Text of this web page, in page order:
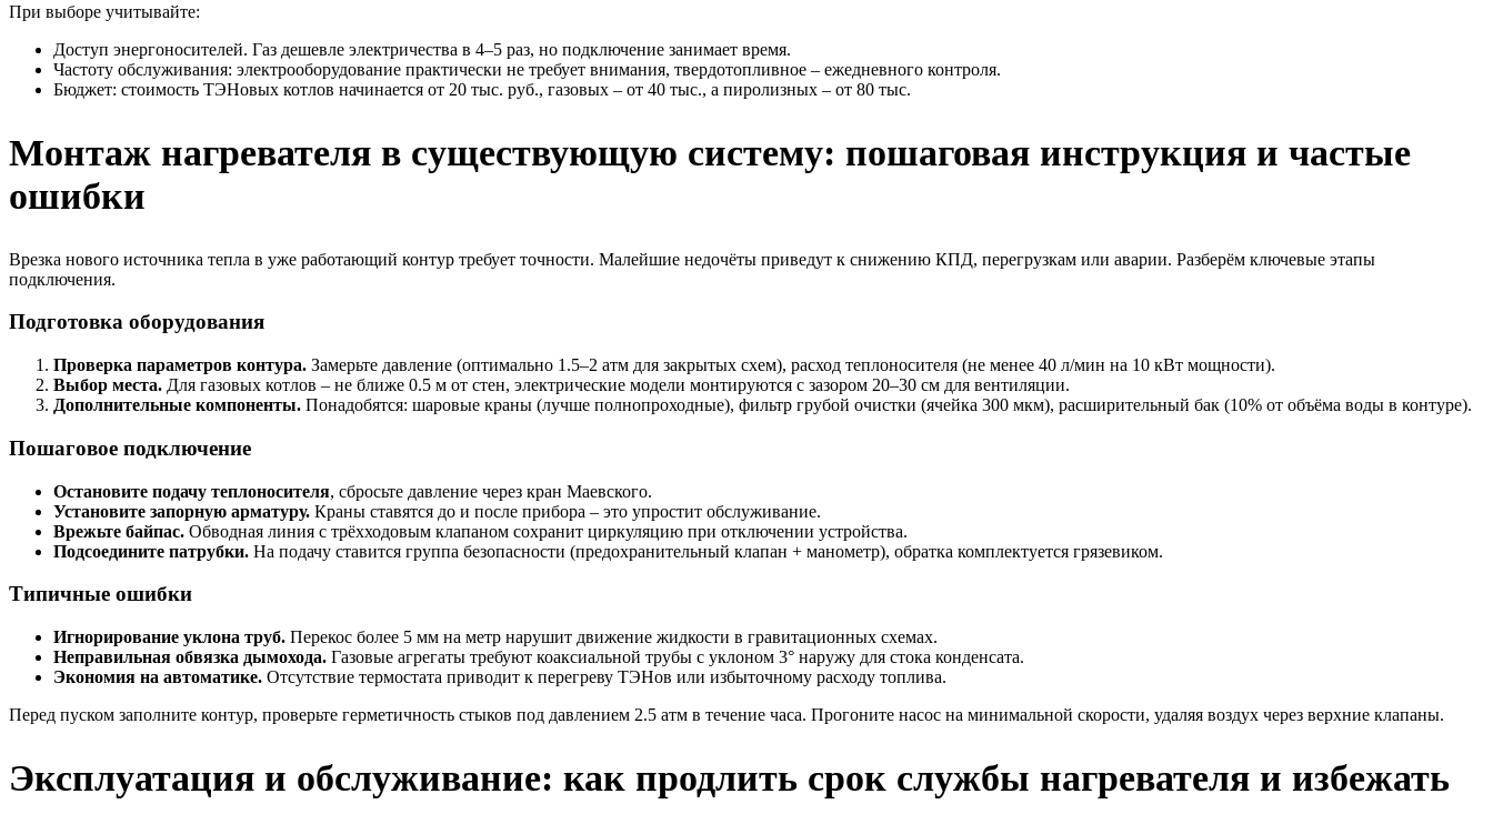
При выборе учитывайте:
Доступ энергоносителей. Газ дешевле электричества в 4–5 раз, но подключение занимает время.
Частоту обслуживания: электрооборудование практически не требует внимания, твердотопливное – ежедневного контроля.
Бюджет: стоимость ТЭНовых котлов начинается от 20 тыс. руб., газовых – от 40 тыс., а пиролизных – от 80 тыс.
Монтаж нагревателя в существующую систему: пошаговая инструкция и частые
ошибки
Врезка нового источника тепла в уже работающий контур требует точности. Малейшие недочёты приведут к снижению КПД, перегрузкам или аварии. Разберём ключевые этапы
подключения.
Подготовка оборудования
Проверка параметров контура. Замерьте давление (оптимально 1.5–2 атм для закрытых схем), расход теплоносителя (не менее 40 л/мин на 10 кВт мощности).
Выбор места. Для газовых котлов – не ближе 0.5 м от стен, электрические модели монтируются с зазором 20–30 см для вентиляции.
Дополнительные компоненты. Понадобятся: шаровые краны (лучше полнопроходные), фильтр грубой очистки (ячейка 300 мкм), расширительный бак (10% от объёма воды в контуре).
Пошаговое подключение
Остановите подачу теплоносителя, сбросьте давление через кран Маевского.
Установите запорную арматуру. Краны ставятся до и после прибора – это упростит обслуживание.
Врежьте байпас. Обводная линия с трёхходовым клапаном сохранит циркуляцию при отключении устройства.
Подсоедините патрубки. На подачу ставится группа безопасности (предохранительный клапан + манометр), обратка комплектуется грязевиком.
Типичные ошибки
Игнорирование уклона труб. Перекос более 5 мм на метр нарушит движение жидкости в гравитационных схемах.
Неправильная обвязка дымохода. Газовые агрегаты требуют коаксиальной трубы с уклоном 3° наружу для стока конденсата.
Экономия на автоматике. Отсутствие термостата приводит к перегреву ТЭНов или избыточному расходу топлива.
Перед пуском заполните контур, проверьте герметичность стыков под давлением 2.5 атм в течение часа. Прогоните насос на минимальной скорости, удаляя воздух через верхние клапаны.
Эксплуатация и обслуживание: как продлить срок службы нагревателя и избежать